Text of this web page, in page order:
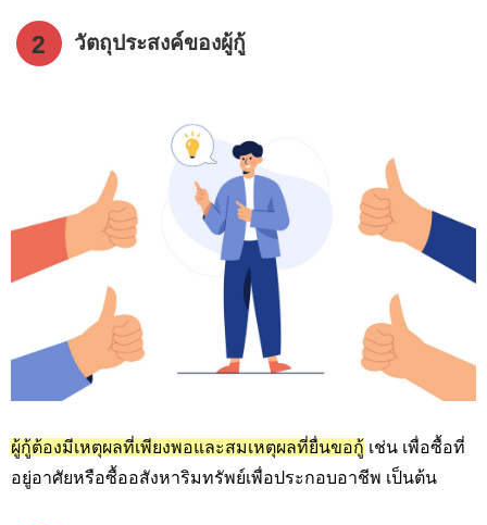
2 วัตถุประสงค์ของผู้กู้
ผู้กู้ต้องมีเหตุผลที่เพียงพอและสมเหตุผลที่ยื่นขอกู้ เช่น เพื่อซื้อที่
อยู่อาศัยหรือซื้ออสังหาริมทรัพย์เพื่อประกอบอาชีพ เป็นต้น